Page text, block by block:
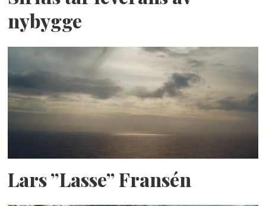
nybygge
Lars ”Lasse” Fransén